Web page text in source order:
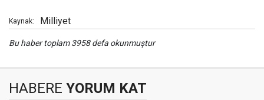
Kaynak: Milliyet
Bu haber toplam 3958 defa okunmuştur
HABERE YORUM KAT